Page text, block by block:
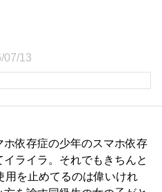
07/13
ホ依存症の少年のスマホ依存
イライラ。それでもきちんと
用を止めてるのは偉いけれ